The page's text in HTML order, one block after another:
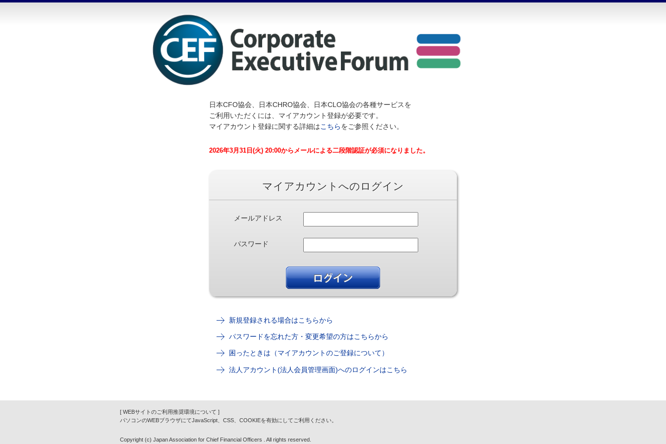
日本CFO協会、日本CHRO協会、日本CLO協会の各種サービスを
ご利用いただくには、マイアカウント登録が必要です。
マイアカウント登録に関する詳細はこちらをご参照ください。
2026年3月31日(火) 20:00からメールによる二段階認証が必須になりました。
マイアカウントへのログイン
メールアドレス
パスワード
新規登録される場合はこちらから
パスワードを忘れた方・変更希望の方はこちらから
困ったときは（マイアカウントのご登録について）
法人アカウント(法人会員管理画面)へのログインはこちら
[ WEBサイトのご利用推奨環境について ]
パソコンのWEBブラウザにてJavaScript、CSS、COOKIEを有効にしてご利用ください。
Copyright (c) Japan Association for Chief Financial Officers . All rights reserved.